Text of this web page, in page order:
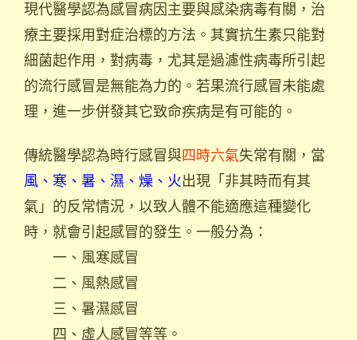
現代醫學認為感冒病因主要與感染病毒有關，治
療主要採用對症治標的方法。其實抗生素只能對
細菌起作用，對病毒，尤其是過濾性病毒所引起
的流行感冒是無能為力的。若果流行感冒未能處
理，進一步併發其它致命疾病是有可能的。
傳統醫學認為時行感冒與四時六氣失常有關，當
風、寒、暑、濕、燥、火出現「非其時而有其
氣」的反常情況，以致人體不能適應這種變化
時，就會引起感冒的發生。一般分為：
一、風寒感冒
二、風熱感冒
三、暑濕感冒
四、虛人感冒等等。